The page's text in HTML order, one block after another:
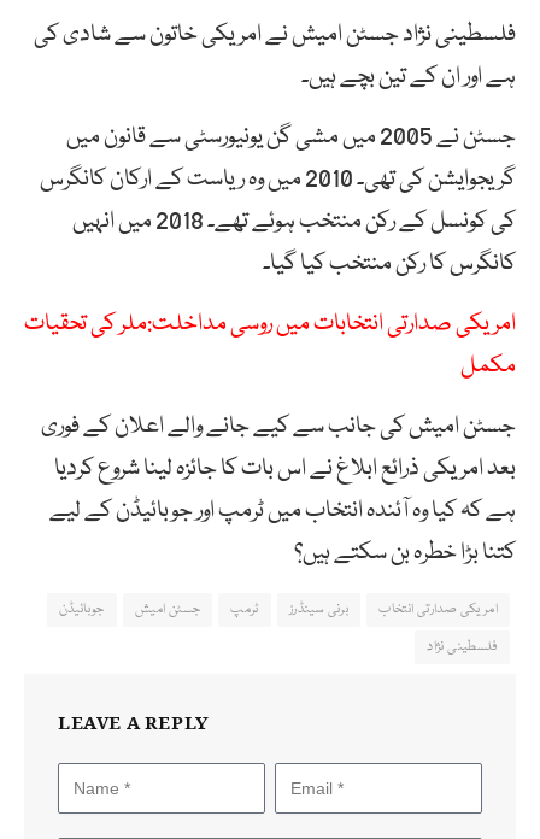
فلسطینی نژاد جسٹن امیش نے امریکی خاتون سے شادی کی
ہے اور ان کے تین بچے ہیں۔
جسٹن نے 2005 میں مشی گن یونیورسٹی سے قانون میں
گریجوایشن کی تھی۔ 2010 میں وہ ریاست کے ارکان کانگرس
کی کونسل کے رکن منتخب ہوئے تھے۔ 2018 میں انہیں
کانگرس کا رکن منتخب کیا گیا۔
امریکی صدارتی انتخابات میں روسی مداخلت:ملر کی تحقیات
مکمل
جسٹن امیش کی جانب سے کیے جانے والے اعلان کے فوری
بعد امریکی ذرائع ابلاغ نے اس بات کا جائزہ لینا شروع کردیا
ہے کہ کیا وہ آئندہ انتخاب میں ٹرمپ اور جوبائیڈن کے لیے
کتنا بڑا خطرہ بن سکتے ہیں؟
امریکی صدارتی انتخاب برنی سینڈرز ٹرمپ جسٹن امیش
جوبائیڈن
فلسطینی نژاد
LEAVE A REPLY